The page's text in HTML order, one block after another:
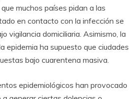
muchos países pidan a las
en contacto con la infección se
vigilancia domiciliaria. Asimismo, la
epidemia ha supuesto que ciudades
bajo cuarentena masiva.
epidemiológicos han provocado